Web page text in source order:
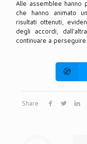
Alle assemblee hanno
che hanno animato
risultati ottenuti,
degli accordi,
continuare a
Share